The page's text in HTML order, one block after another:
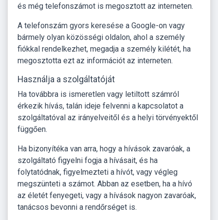
és még telefonszámot is megosztott az interneten.
A telefonszám gyors keresése a Google-on vagy
bármely olyan közösségi oldalon, ahol a személy
fiókkal rendelkezhet, megadja a személy kilétét, ha
megosztotta ezt az információt az interneten.
Használja a szolgáltatóját
Ha továbbra is ismeretlen vagy letiltott számról
érkezik hívás, talán ideje felvenni a kapcsolatot a
szolgáltatóval az irányelveitől és a helyi törvényektől
függően.
Ha bizonyítéka van arra, hogy a hívások zavaróak, a
szolgáltató figyelni fogja a hívásait, és ha
folytatódnak, figyelmezteti a hívót, vagy végleg
megszünteti a számot. Abban az esetben, ha a hívó
az életét fenyegeti, vagy a hívások nagyon zavaróak,
tanácsos bevonni a rendőrséget is.